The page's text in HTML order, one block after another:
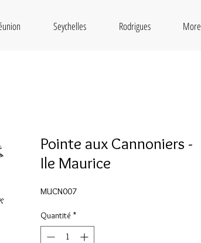
Seychelles Rodrigues More
Pointe aux Cannoniers -
Ile Maurice
MUCN007
Quantité *